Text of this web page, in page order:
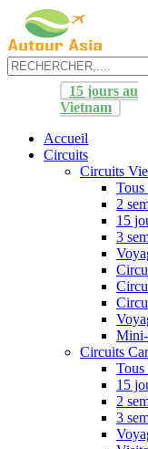
15 jours au
Vietnam
Accueil
Circuits
Circuits
Tous
2
15
3
Circuits
Tous
15
2
3